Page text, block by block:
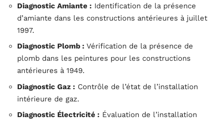
Diagnostic Amiante : Identification de la présence
d’amiante dans les constructions antérieures à juillet
1997.
Diagnostic Plomb : Vérification de la présence de
plomb dans les peintures pour les constructions
antérieures à 1949.
Diagnostic Gaz : Contrôle de l’état de l’installation
intérieure de gaz.
Diagnostic Électricité : Évaluation de l’installation